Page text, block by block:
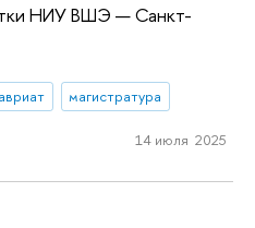
НИУ ВШЭ — Санкт-
магистратура
14 июля 2025